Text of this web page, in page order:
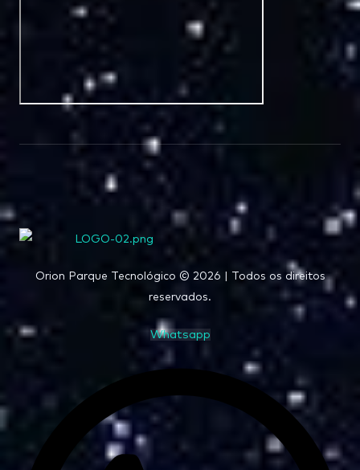
Orion Parque Tecnológico © 2026 | Todos os direitos
reservados.
Whatsapp